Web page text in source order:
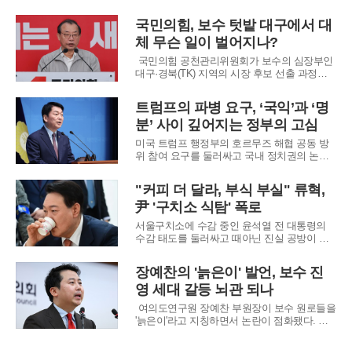
고인민회의 시정연설을 통해 남측을 겨냥한 공
세적 투쟁을 선언하며, 남북 관계의 성격을 '적
대적 공존'으로 확정했다. 이는 과거의 대화나
협력 가능성을 전면 배제하고, 남한을 완전
국민의힘, 보수 텃밭 대구에서 대
체 무슨 일이 벌어지나?
국민의힘 공천관리위원회가 보수의 심장부인
대구·경북(TK) 지역의 시장 후보 선출 과정에
면서 당이 극심한 내홍에 휩싸였다. 공관위의
결정에 후보들이 강력히 반발하고 법적 대응까
지 시사하면서, 공천 파동은 당 전체를 뒤흔드
는 대형 악재로 번지는 모양새다.가장 큰 파열
음
트럼프의 파병 요구, ‘국익’과 ‘명
분’ 사이 깊어지는 정부의 고심
미국 트럼프 행정부의 호르무즈 해협 공동 방
위 참여 요구를 둘러싸고 국내 정치권의 논쟁
이 지난 14일 한국을 포함한 5개국에 파병을
요구한 이후 약 일주일간 지속되며 주요 외교
안보 현안으로 떠올랐다. 정부가 전략적 모호
성을 유지하는 가운데, 국민의힘 일부 의원들
을 중심으로 파
"커피 더 달라, 부식 부실" 류혁,
尹 '구치소 식탐' 폭로
서울구치소에 수감 중인 윤석열 전 대통령의
수감 태도를 둘러싸고 때아닌 진실 공방이 벌
통해 윤 전 대통령이 교도관들에게 식사와 기
호식품에 대한 과도한 불만을 표출하고 있다고
주장하자, 윤 전 대통령 측 변호인단이 "악의적
인 흠집 내기"라며 강력히 반발하고 나선 것이
다.논란의
장예찬의 '늙은이' 발언, 보수 진
영 세대 갈등 뇌관 되나
여의도연구원 장예찬 부원장이 보수 원로들을
'늙은이'라고 지칭하면서 논란이 점화됐다. 그